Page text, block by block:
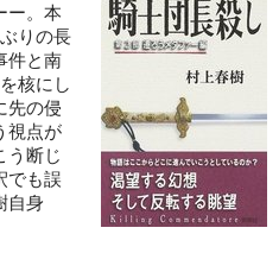
ー。本
りの長
件と南
核にし
先の侵
視点が
う断じ
でも誤
自身